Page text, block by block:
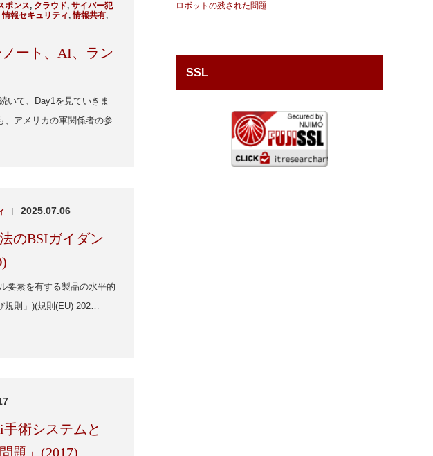
ポンス, クラウド, サイバー犯
情報セキュリティ,情報共有,
ノート、AI、ラン
いて、Day1を見ていきま
、アメリカの軍関係者の参
| 2025.07.06
のBSIガイダン
要素を有する製品の水平的
規則」)(規則(EU) 202…
術システムと
題」(2017)
ロボットの残された問題
SSL